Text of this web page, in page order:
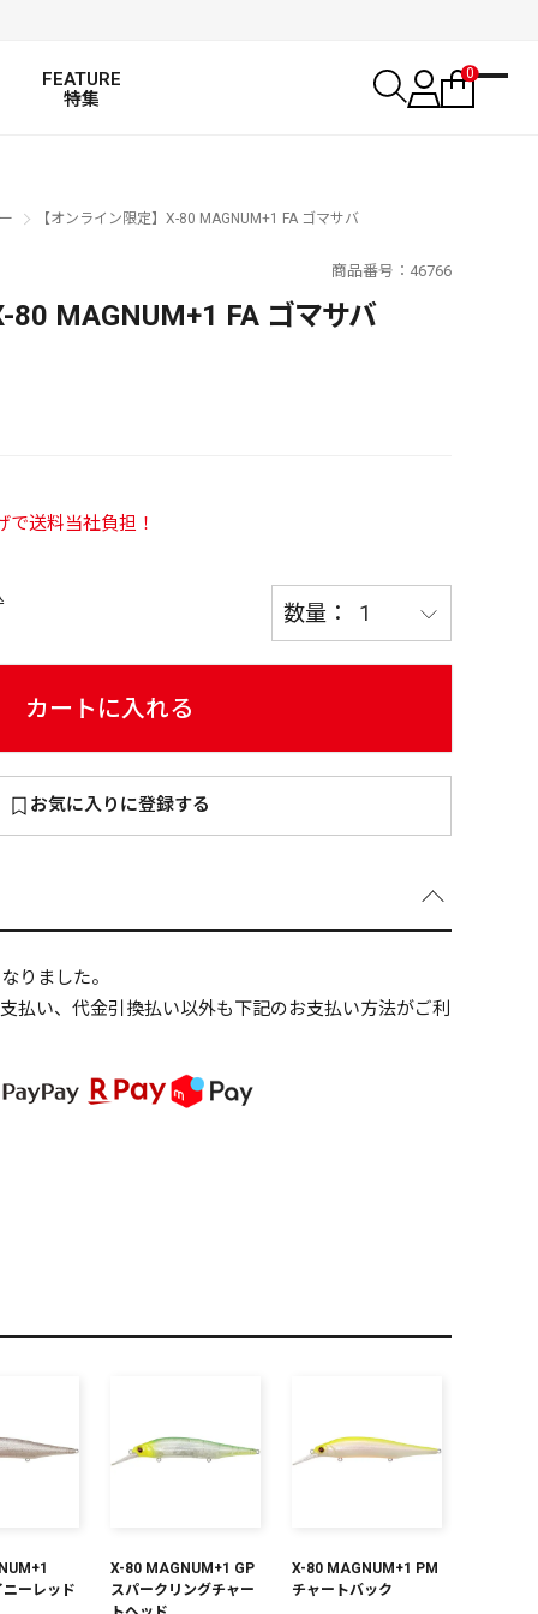
FEATURE
特集
0
～
PREMIUM
【オンライン限定】X-80 MAGNUM+1 FA ゴマサバ
商品番号 46766
X-80 MAGNUM+1 FA ゴマサバ
で送料当社負担！
カートに入れる
お気に入りに登録する
りました。
払い、代金引換払い以外も下記のお支払い方法がご利
ーレッド
X-80 MAGNUM+1 GP
スパークリングチャー
X-80 MAGNUM+1 PM
チャートバック